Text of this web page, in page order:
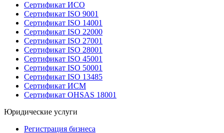
Сертификат ИСО
Сертификат ISO 9001
Сертификат ISO 14001
Сертификат ISO 22000
Сертификат ISO 27001
Сертификат ISO 28001
Сертификат ISO 45001
Сертификат ISO 50001
Сертификат ISO 13485
Сертификат ИСМ
Сертификат OHSAS 18001
Юридические услуги
Регистрация бизнеса